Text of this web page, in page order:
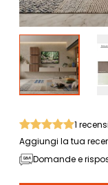
1
Aggiungi la tua
Domande e